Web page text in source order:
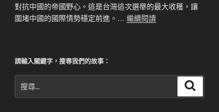
對抗中國的帝國野心。這是台灣這次選舉的最大收穫，讓
圍堵中國的國際情勢穩定前進。… 繼續閱讀
請輸入關鍵字，搜尋我們的故事：
尋